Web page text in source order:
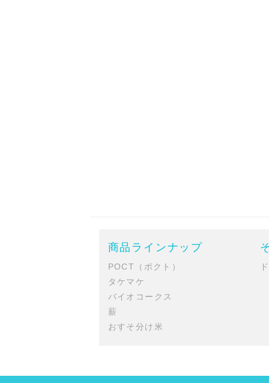
商品ラインナップ
POCT（ポクト）
タケマケ
バイオコークス
薪
おすそ分け米